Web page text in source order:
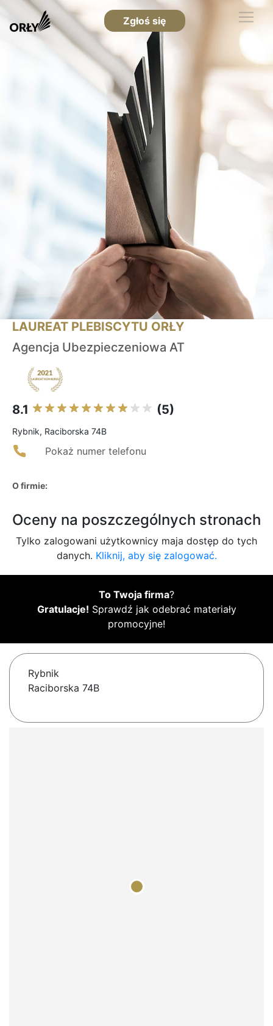
Zgłoś się
LAUREAT PLEBISCYTU ORŁY
Agencja Ubezpieczeniowa AT
8.1 (5)
Rybnik, Raciborska 74B
Pokaż numer telefonu
O firmie:
Oceny na poszczególnych stronach
Tylko zalogowani użytkownicy maja dostęp do tych
danych. Kliknij, aby się zalogować.
To Twoja firma?
Gratulacje! Sprawdź jak odebrać materiały
promocyjne!
Rybnik
Raciborska 74B